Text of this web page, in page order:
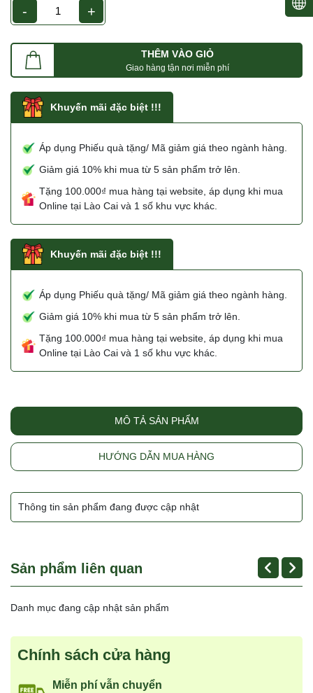
- +
THÊM VÀO GIỎ
Giao hàng tận nơi miễn phí
Khuyến mãi đặc biệt !!!
Áp dụng Phiếu quà tặng/ Mã giảm giá theo ngành hàng.
Giảm giá 10% khi mua từ 5 sản phẩm trở lên.
Tặng 100.000₫ mua hàng tại website, áp dụng khi mua
Online tại Lào Cai và 1 số khu vực khác.
Khuyến mãi đặc biệt !!!
Áp dụng Phiếu quà tặng/ Mã giảm giá theo ngành hàng.
Giảm giá 10% khi mua từ 5 sản phẩm trở lên.
Tặng 100.000₫ mua hàng tại website, áp dụng khi mua
Online tại Lào Cai và 1 số khu vực khác.
MÔ TẢ SẢN PHẨM
HƯỚNG DẪN MUA HÀNG
Thông tin sản phẩm đang được cập nhật
Sản phẩm liên quan
Danh mục đang cập nhật sản phẩm
Chính sách cửa hàng
Miễn phí vẫn chuyển